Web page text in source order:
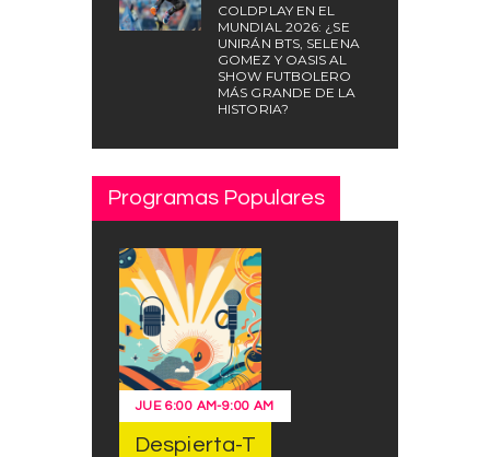
COLDPLAY EN EL
MUNDIAL 2026: ¿SE
UNIRÁN BTS, SELENA
GOMEZ Y OASIS AL
SHOW FUTBOLERO
MÁS GRANDE DE LA
HISTORIA?
Programas Populares
JUE 6:00 AM-9:00 AM
Despierta-T